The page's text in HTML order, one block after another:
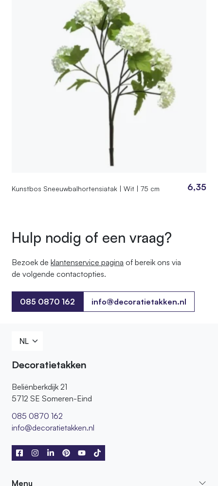
Kunstbos Sneeuwbalhortensiatak | Wit | 75 cm 6,35
Hulp nodig of een vraag?
Bezoek de klantenservice pagina of bereik ons ​​via
de volgende contactopties.
085 0870 162
085 0870 162
info@decoratietakken.nl
Decoratietakken
Beliënberkdijk 21
5712 SE Someren-Eind
085 0870 162
info@decoratietakken.nl
Menu